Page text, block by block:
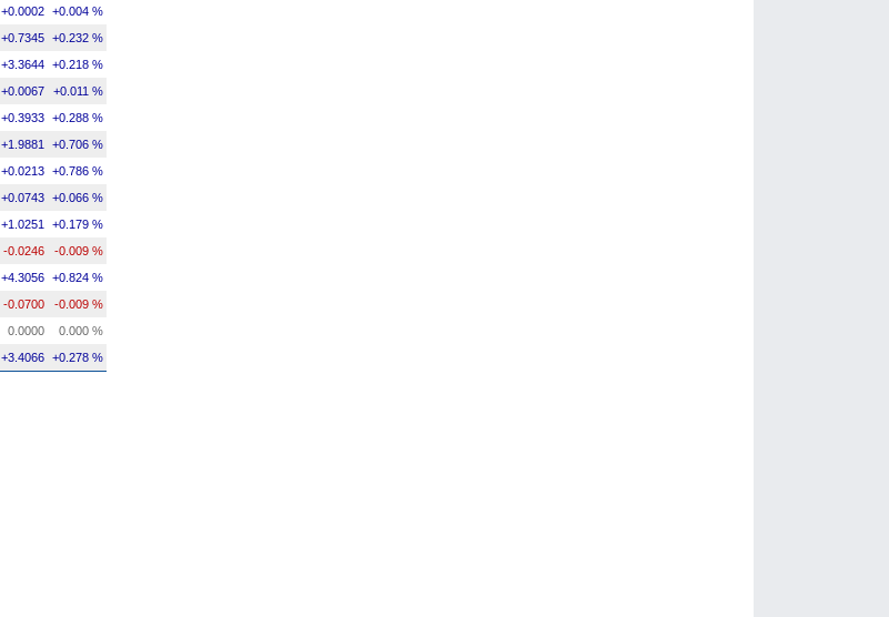
+0.0002 +0.004 %
+0.7345 +0.232 %
+3.3644 +0.218 %
+0.0067 +0.011 %
+0.3933 +0.288 %
+1.9881 +0.706 %
+0.0213 +0.786 %
+0.0743 +0.066 %
+1.0251 +0.179 %
-0.0246 -0.009 %
+4.3056 +0.824 %
-0.0700 -0.009 %
0.0000 0.000 %
+3.4066 +0.278 %